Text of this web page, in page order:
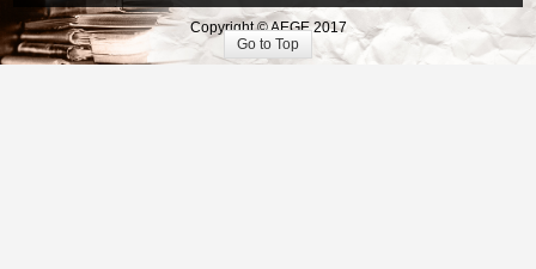
Copyright © AEGE 2017
Go to Top